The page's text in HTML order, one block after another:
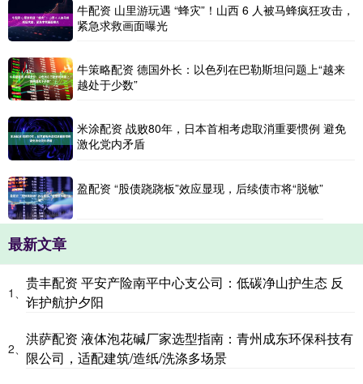
牛配资 山里游玩遇 “蜂灾”！山西 6 人被马蜂疯狂攻击，
紧急求救画面曝光
牛策略配资 德国外长：以色列在巴勒斯坦问题上“越来
越处于少数”
米涂配资 战败80年，日本首相考虑取消重要惯例 避免
激化党内矛盾
盈配资 “股债跷跷板”效应显现，后续债市将“脱敏”
最新文章
1、
贵丰配资 平安产险南平中心支公司：低碳净山护生态 反
诈护航护夕阳
2、
洪萨配资 液体泡花碱厂家选型指南：青州成东环保科技有
限公司，适配建筑/造纸/洗涤多场景